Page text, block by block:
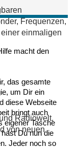
Frequenzen,
einmaligen
Radiowelt,
von neuen
macht den
das gesamte
um Dir ein
diese Webseite
bringt auch
eigener Tasche
Du nun die
Jeder noch so